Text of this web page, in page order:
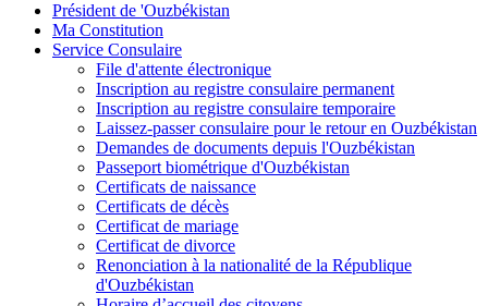
Président de 'Ouzbékistan
Ma Constitution
Service Consulaire
File d'attente électronique
Inscription au registre consulaire permanent
Inscription au registre consulaire temporaire
Laissez-passer consulaire pour le retour en Ouzbékistan
Demandes de documents depuis l'Ouzbékistan
Passeport biométrique d'Ouzbékistan
Certificats de naissance
Certificats de décès
Certificat de mariage
Certificat de divorce
Renonciation à la nationalité de la République
d'Ouzbékistan